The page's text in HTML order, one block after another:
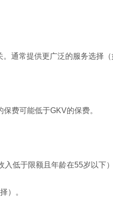
通常提供更广泛的服务选择
费可能低于GKV的保费。
低于限额且年龄在55岁以下）
）。